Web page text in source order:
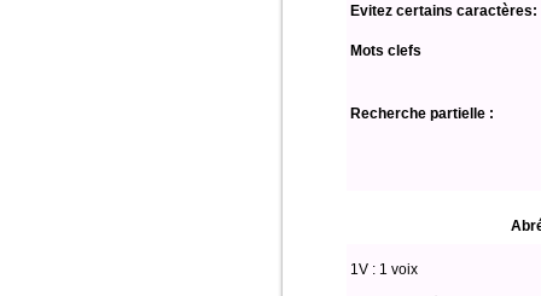
Evitez certains caractères:
Mots clefs
Recherche partielle :
1V : 1 voix